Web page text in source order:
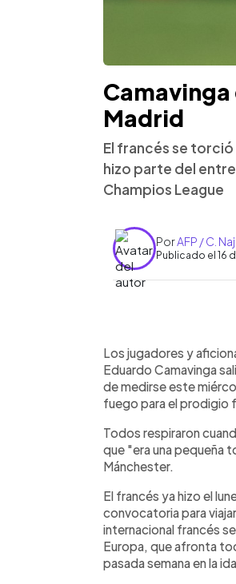
Madrid
El francés se
hizo parte del
Champios League
PorAFP / C.
Publicado el 16
► Escuchar
Los jugadores y
Eduardo Camavinga
de medirse este
fuego para el prodigio
Todos respiraron
que "era una pequeña
Mánchester.
El francés ya hizo el
convocatoria para
internacional francés
Europa, que afronta
pasada semana en la